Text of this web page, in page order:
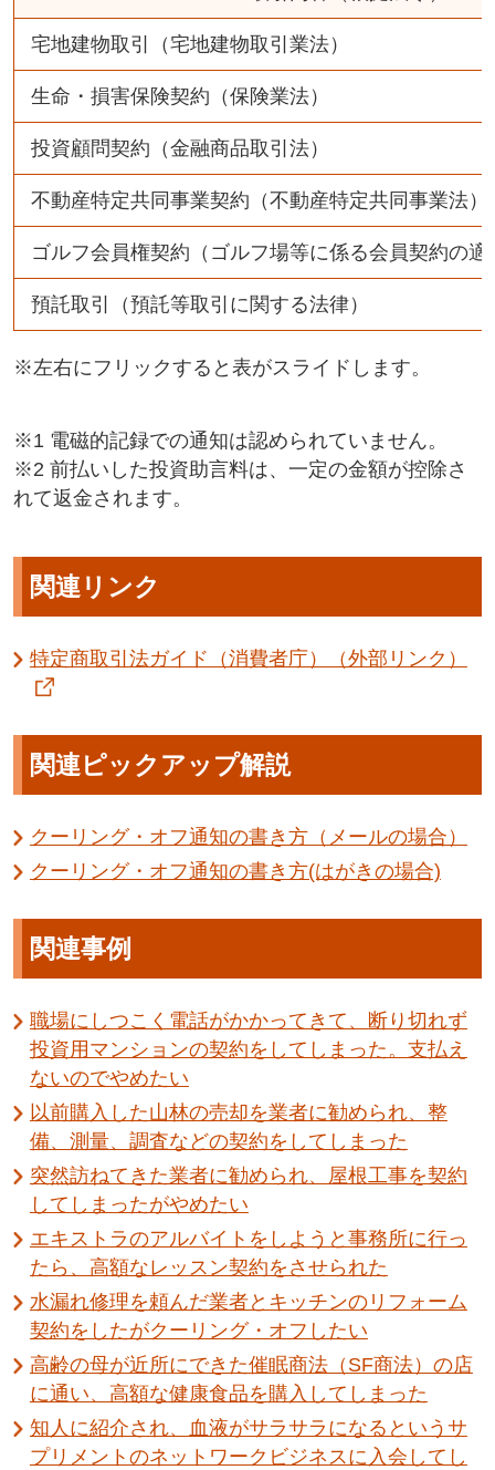
宅地建物取引（宅地建物取引業法）
生命・損害保険契約（保険業法）
投資顧問契約（金融商品取引法）
不動産特定共同事業契約（不動産特定共同事業法）
ゴルフ会員権契約（ゴルフ場等に係る会員契約の
預託取引（預託等取引に関する法律）
※左右にフリックすると表がスライドします。
※1 電磁的記録での通知は認められていません。
※2 前払いした投資助言料は、一定の金額が控除さ
れて返金されます。
関連リンク
特定商取引法ガイド（消費者庁）（外部リンク）
関連ピックアップ解説
クーリング・オフ通知の書き方（メールの場合）
クーリング・オフ通知の書き方(はがきの場合)
関連事例
職場にしつこく電話がかかってきて、断り切れず
投資用マンションの契約をしてしまった。支払え
ないのでやめたい
以前購入した山林の売却を業者に勧められ、整
備、測量、調査などの契約をしてしまった
突然訪ねてきた業者に勧められ、屋根工事を契約
してしまったがやめたい
エキストラのアルバイトをしようと事務所に行っ
たら、高額なレッスン契約をさせられた
水漏れ修理を頼んだ業者とキッチンのリフォーム
契約をしたがクーリング・オフしたい
高齢の母が近所にできた催眠商法（SF商法）の店
に通い、高額な健康食品を購入してしまった
知人に紹介され、血液がサラサラになるというサ
プリメントのネットワークビジネスに入会してし